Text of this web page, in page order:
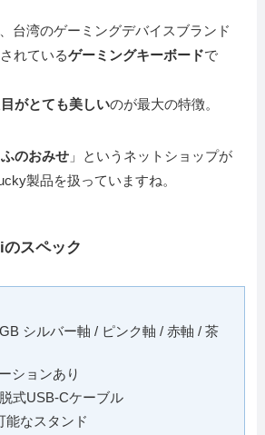
台湾のゲーミングデバイスブランド
れているゲーミングキーボードで
目がとても美しいのが最大の特徴。
のおみせ 」というネットショップが
製品を扱っていますね。
スペック
シルバー軸 / ピンク軸 / 赤軸 / 茶
ションあり
式USB-Cケーブル
能なスタンド